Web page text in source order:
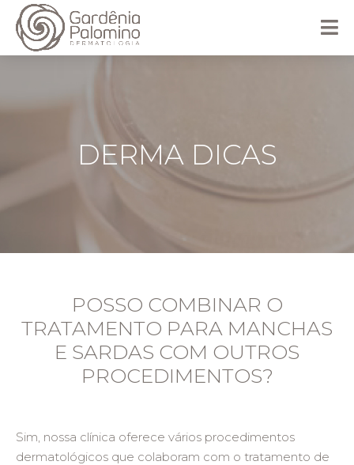
DERMA DICAS
POSSO COMBINAR O
TRATAMENTO PARA MANCHAS
E SARDAS COM OUTROS
PROCEDIMENTOS?
Sim, nossa clínica oferece vários procedimentos
dermatológicos que colaboram com o tratamento de